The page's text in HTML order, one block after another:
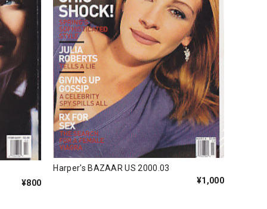
¥800
Harper's BAZAAR US 2000.03
¥1,000